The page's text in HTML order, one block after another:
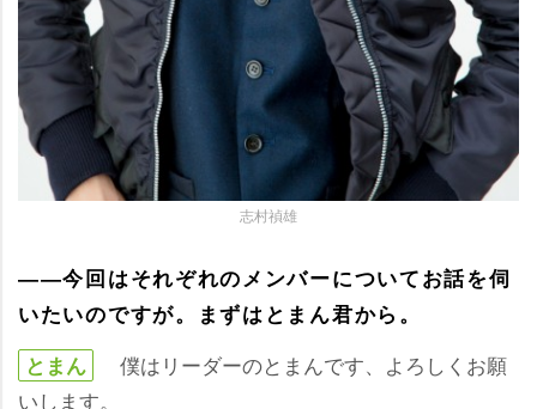
志村禎雄
――今回はそれぞれのメンバーについてお話を伺
いたいのですが。まずはとまん君から。
とまん
僕はリーダーのとまんです、よろしくお願
いします。